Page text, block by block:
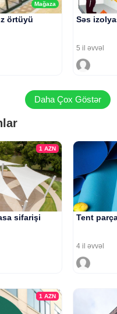
Mağaza
örtüyü Səs
5 il əvvəl
Daha Çox Göstər
1AZN
sifarişi Tent
4 il əvvəl
1AZN